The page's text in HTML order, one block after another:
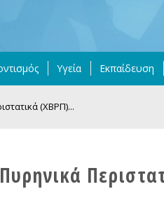
Υγεία Εκπαίδευση
(ΧΒΡΠ)...